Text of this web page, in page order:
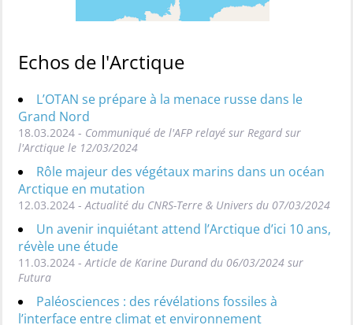
Echos de l'Arctique
L’OTAN se prépare à la menace russe dans le
Grand Nord
18.03.2024 - Communiqué de l'AFP relayé sur Regard sur
l'Arctique le 12/03/2024
Rôle majeur des végétaux marins dans un océan
Arctique en mutation
12.03.2024 - Actualité du CNRS-Terre & Univers du 07/03/2024
Un avenir inquiétant attend l’Arctique d’ici 10 ans,
révèle une étude
11.03.2024 - Article de Karine Durand du 06/03/2024 sur
Futura
Paléosciences : des révélations fossiles à
l’interface entre climat et environnement